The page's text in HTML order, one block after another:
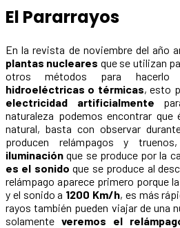
El Pararrayos
En la revista de noviembre del año
plantas nucleares que se utilizan
otros métodos para
hidroeléctricas o térmicas, esto
electricidad artificialmente
naturaleza podemos encontrar
natural, basta con observar
producen relámpagos y truenos,
iluminación que se produce por la
es el sonido que se produce al
relámpago aparece primero porque
y el sonido a 1200 Km/h, es más
rayos también pueden viajar de una
solamente veremos el